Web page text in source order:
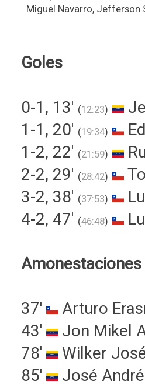
Miguel Navarro, Jefferson
Goles
0-1, 13' (12:23)
1-1, 20' (19:34)
1-2, 22' (21:59)
2-2, 29' (28:42)
3-2, 38' (37:53)
4-2, 47' (46:48)
Amonestaciones
37'
Arturo
43'
Jon Mikel
78'
Wilker
85'
José